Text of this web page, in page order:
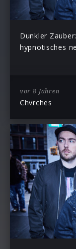
Dunkler
hypnotisches
vor 8 Jahren
Chvrches